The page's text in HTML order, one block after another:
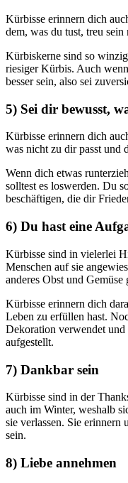
Kürbisse erinnern dich
dem, was du tust, treu sein
Kürbiskerne sind so
riesiger Kürbis. Auch
besser sein, also sei
5) Sei dir bewusst,
Kürbisse erinnern dich
was nicht zu dir passt und
Wenn dich etwas
solltest es loswerden. Du
beschäftigen, die dir
6) Du hast eine
Kürbisse sind in vielerlei
Menschen auf sie
anderes Obst und Gemüse
Kürbisse erinnern dich
Leben zu erfüllen hast.
Dekoration verwendet
aufgestellt.
7) Dankbar sein
Kürbisse sind in der
auch im Winter, weshalb
sie verlassen. Sie erinnern
sein.
8) Liebe annehmen